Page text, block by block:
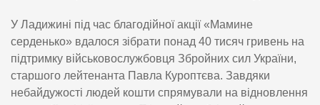
У Ладижині під час благодійної акції «Мамине
серденько» вдалося зібрати понад 40 тисяч гривень на
підтримку військовослужбовця Збройних сил України,
старшого лейтенанта Павла Куроптєва. Завдяки
небайдужості людей кошти спрямували на відновлення